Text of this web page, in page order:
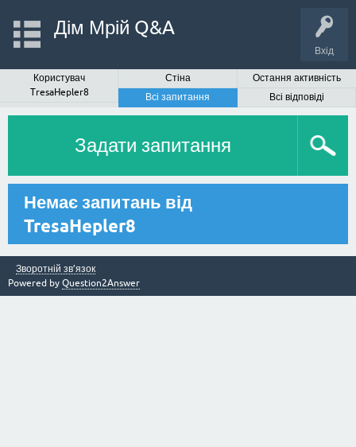
Вхід
Дім Мрій Q&A
Користувач
TresaHepler8
Стіна
Остання активність
Всі запитання
Всі відповіді
Задати запитання
Немає запитань від
TresaHepler8
Зворотній зв’язок
Powered by Question2Answer